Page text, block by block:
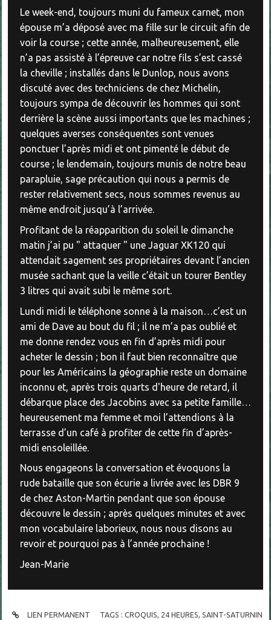
Le week-end, toujours muni du fameux carnet, mon
épouse m’a déposé avec ma fille sur le circuit afin de
voir la course ; cette année, malheureusement, elle
n’a pas assisté à l’épreuve car notre fils s’est cassé
la cheville ; installés dans le Dunlop, nous avons
discuté avec des techniciens de chez Michelin,
toujours sympa de découvrir les hommes qui sont
derrière la scène aussi importants que les machines ;
quelques averses conséquentes sont venues
ponctuer l’après midi et ont pimenté le début de
course ; le lendemain, toujours munis de notre beau
parapluie, sage précaution qui nous a permis de
rester relativement secs, nous sommes revenus au
même endroit jusqu’à l’arrivée.
Profitant de la réapparition du soleil le dimanche
matin j’ai pu " attaquer " une Jaguar XK120 qui
attendait sagement ses propriétaires devant l’ancien
musée sachant que la veille c’était un tourer Bentley
3 litres qui avait subi le même sort.
Lundi midi le téléphone sonne à la maison…c’est un
ami de Dave au bout du fil ; il ne m’a pas oublié et
me donne rendez vous en fin d’après midi pour
acheter le dessin ; bon il faut bien reconnaître que
pour les Américains la géographie reste un domaine
inconnu et, après trois quarts d'heure de retard, il
débarque place des Jacobins avec sa petite famille…
heureusement ma femme et moi l’attendions à la
terrasse d’un café à profiter de cette fin d’après-
midi ensoleillée.
Nous engageons la conversation et évoquons la
rude bataille que son écurie a livrée avec les DBR 9
de chez Aston-Martin pendant que son épouse
découvre le dessin ; après quelques minutes et avec
mon vocabulaire laborieux, nous nous disons au
revoir et pourquoi pas à l’année prochaine !
Jean-Marie
LIEN PERMANENT TAGS : CROQUIS, 24 HEURES, SAINT-SATURNIN